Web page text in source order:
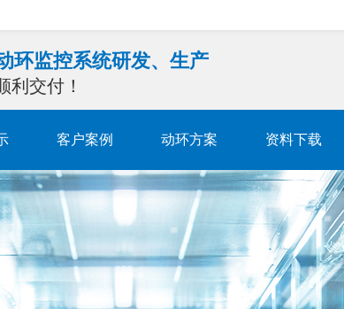
环监控系统研发、生产
利交付！
客户案例 动环方案 资料下载